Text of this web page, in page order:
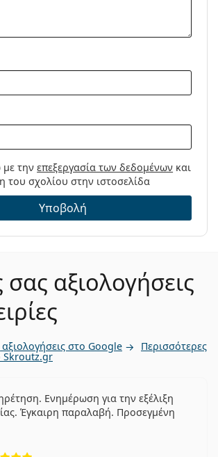
τηνεπεξεργασία των δεδομένων και
του σχολίου στην ιστοσελίδα
Υποβολή
σας αξιολογήσεις
στο Google Περισσότερες
Skroutz.gr
Ενημέρωση για την εξέλιξη
Έγκαιρη παραλαβή. Προσεγμένη